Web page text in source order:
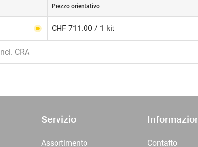
Prezzo orientativo
CHF 711.00 / 1 kit
CRA
Servizio
Assortimento Contatto